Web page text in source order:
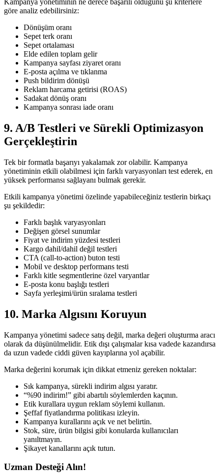
Kampanya yönetiminin ne derece başarılı olduğunu şu kriterlere
göre analiz edebilirsiniz:
Dönüşüm oranı
Sepet terk oranı
Sepet ortalaması
Elde edilen toplam gelir
Kampanya sayfası ziyaret oranı
E-posta açılma ve tıklanma
Push bildirim dönüşü
Reklam harcama getirisi (ROAS)
Sadakat dönüş oranı
Kampanya sonrası iade oranı
9. A/B Testleri ve Sürekli Optimizasyon
Gerçekleştirin
Tek bir formatla başarıyı yakalamak zor olabilir. Kampanya
yönetiminin etkili olabilmesi için farklı varyasyonları test ederek, en
yüksek performansı sağlayanı bulmak gerekir.
Etkili kampanya yönetimi özelinde yapabileceğiniz testlerin birkaçı
şu şekildedir:
Farklı başlık varyasyonları
Değişen görsel sunumlar
Fiyat ve indirim yüzdesi testleri
Kargo dahil/dahil değil testleri
CTA (call-to-action) buton testi
Mobil ve desktop performans testi
Farklı kitle segmentlerine özel varyantlar
E-posta konu başlığı testleri
Sayfa yerleşimi/ürün sıralama testleri
10. Marka Algısını Koruyun
Kampanya yönetimi sadece satış değil, marka değeri oluşturma aracı
olarak da düşünülmelidir. Etik dışı çalışmalar kısa vadede kazandırsa
da uzun vadede ciddi güven kayıplarına yol açabilir.
Marka değerini korumak için dikkat etmeniz gereken noktalar:
Sık kampanya, sürekli indirim algısı yaratır.
“%90 indirim!” gibi abartılı söylemlerden kaçının.
Etik kurallara uygun reklam söylemi kullanın.
Şeffaf fiyatlandırma politikası izleyin.
Kampanya kurallarını açık ve net belirtin.
Stok, süre, ürün bilgisi gibi konularda kullanıcıları
yanıltmayın.
Şikayet kanallarını açık tutun.
Uzman Desteği Alın!